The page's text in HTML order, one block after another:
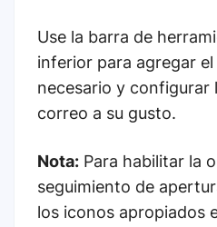
Use la barra de
inferior para agregar
necesario y configurar
correo a su gusto.
Nota: Para habilitar la
seguimiento de
los iconos apropiados